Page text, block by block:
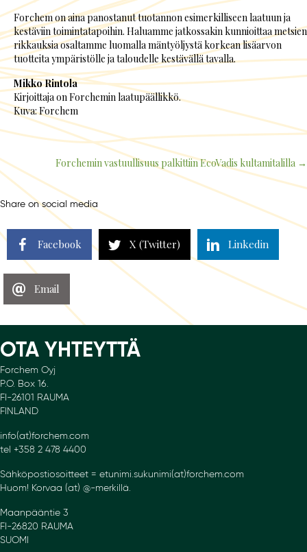
Forchem on aina panostanut tuotannon esimerkilliseen laatuun ja
kestäviin toimintatapoihin. Haluamme jatkossakin kunnioittaa metsien
rikkauksia osaltamme luomalla mäntyöljystä korkean lisäarvon
tuotteita ympäristölle ja taloudelle kestävällä tavalla.
Mikko Rintola
Kirjoittaja on Forchemin laatupäällikkö.
Kuva: Forchem
Posts
navigation
Forchemin vastuullisuus palkittiin EcoVadis kultamitalilla →
Share on social media
Facebook X (Twitter) Linkedin
Email
OTA YHTEYTTÄ
Forchem Oyj
P.O. Box 16.
FI-26101 RAUMA
FINLAND
info(at)forchem.com
tel +358 2 478 4400
Sähköpostiosoitteet = etunimi.sukunimi(at)forchem.com
Huom! Korvaa (at) @-merkillä.
Maanpääntie 3
FI-26820 RAUMA
SUOMI